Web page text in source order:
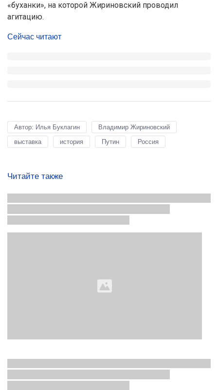
«буханки», на которой Жириновский проводил
агитацию.
Сейчас читают
Автор: Илья Буклагин
Владимир Жириновский
выставка
история Путин Россия
Читайте также